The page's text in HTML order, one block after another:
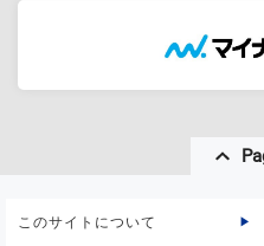
このサイトについて